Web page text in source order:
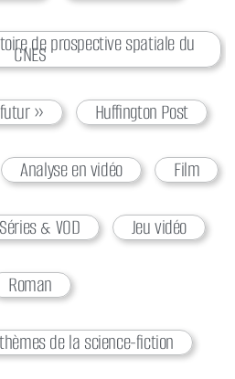
de prospective spatiale du
CNES
» Huffington Post
Analyse en vidéo Film
Séries & VOD Jeu vidéo
Roman
de la science-fiction